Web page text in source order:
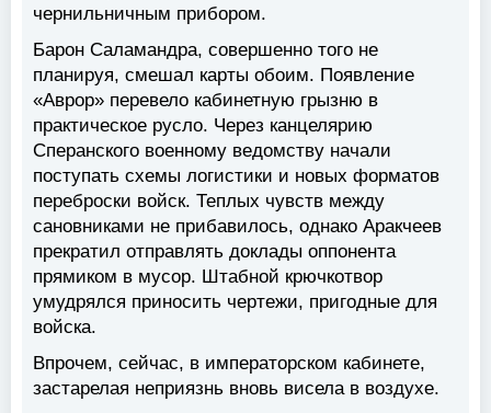
чернильничным прибором.
Барон Саламандра, совершенно того не
планируя, смешал карты обоим. Появление
«Аврор» перевело кабинетную грызню в
практическое русло. Через канцелярию
Сперанского военному ведомству начали
поступать схемы логистики и новых форматов
переброски войск. Теплых чувств между
сановниками не прибавилось, однако Аракчеев
прекратил отправлять доклады оппонента
прямиком в мусор. Штабной крючкотвор
умудрялся приносить чертежи, пригодные для
войска.
Впрочем, сейчас, в императорском кабинете,
застарелая неприязнь вновь висела в воздухе.